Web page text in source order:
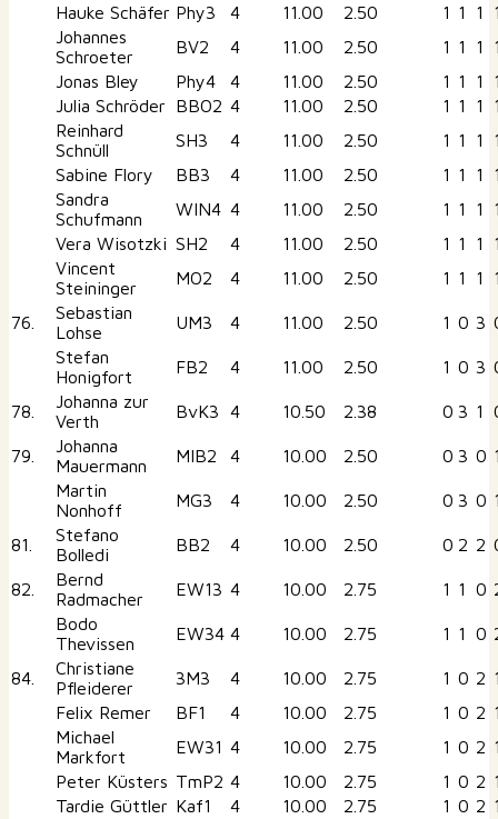
Hauke Schäfer Phy3 4 11.00 2.50 1 1 1
Johannes
Schroeter
BV2 4 11.00 2.50 1 1 1
Jonas Bley
Phy4 4 11.00 2.50 1 1 1
Julia Schröder
BBO2 4 11.00 2.50 1 1 1
Reinhard
Schnüll
SH3 4 11.00 2.50 1 1 1
Sabine Flory
BB3 4 11.00 2.50 1 1 1
Sandra
Schufmann
WIN4 4 11.00 2.50 1 1 1
Vera Wisotzki SH2 4 11.00 2.50 1 1 1
Vincent
Steininger
MO2 4 11.00 2.50 1 1 1
76.
Sebastian
Lohse
UM3 4 11.00 2.50 1 0 3
Stefan
Honigfort
FB2 4 11.00 2.50 1 0 3
78.
Johanna zur
Verth
BvK3 4 10.50 2.38 0 3 1
79.
Johanna
Mauermann
MIB2 4 10.00 2.50 0 3 0
Martin
Nonhoff
MG3 4 10.00 2.50 0 3 0
81.
Stefano
Bolledi
BB2 4 10.00 2.50 0 2 2
82.
Bernd
Radmacher
EW13 4 10.00 2.75 1 1 0
Bodo
Thevissen
EW34 4 10.00 2.75 1 1 0
84.
Christiane
Pfleiderer
3M3 4 10.00 2.75 1 0 2
Felix Remer
BF1 4 10.00 2.75 1 0 2
Michael
Markfort
EW31 4 10.00 2.75 1 0 2
Peter Küsters TmP2 4 10.00 2.75 1 0 2
Tardie Güttler Kaf1 4 10.00 2.75 1 0 2